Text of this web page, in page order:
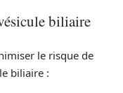
biliaire
le risque de
biliaire :